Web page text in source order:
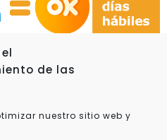
de las
nuestro sitio web y